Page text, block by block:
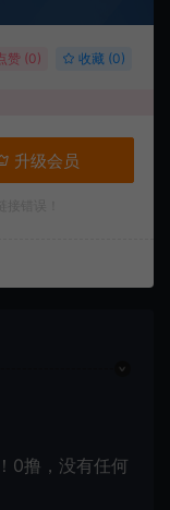
赞 (0) 收藏 (0)
升级会员